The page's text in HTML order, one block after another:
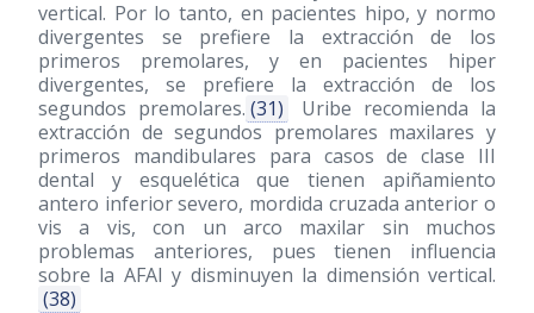
vertical. Por lo tanto, en pacientes hipo, y normo
divergentes se prefiere la extracción de los
primeros premolares, y en pacientes hiper
divergentes, se prefiere la extracción de los
segundos premolares. (31)
Uribe recomienda la
extracción de segundos premolares maxilares y
primeros mandibulares para casos de clase III
dental y esquelética que tienen apiñamiento
antero inferior severo, mordida cruzada anterior o
vis a vis, con un arco maxilar sin muchos
problemas anteriores, pues tienen influencia
sobre la AFAI y disminuyen la dimensión vertical.
(38)